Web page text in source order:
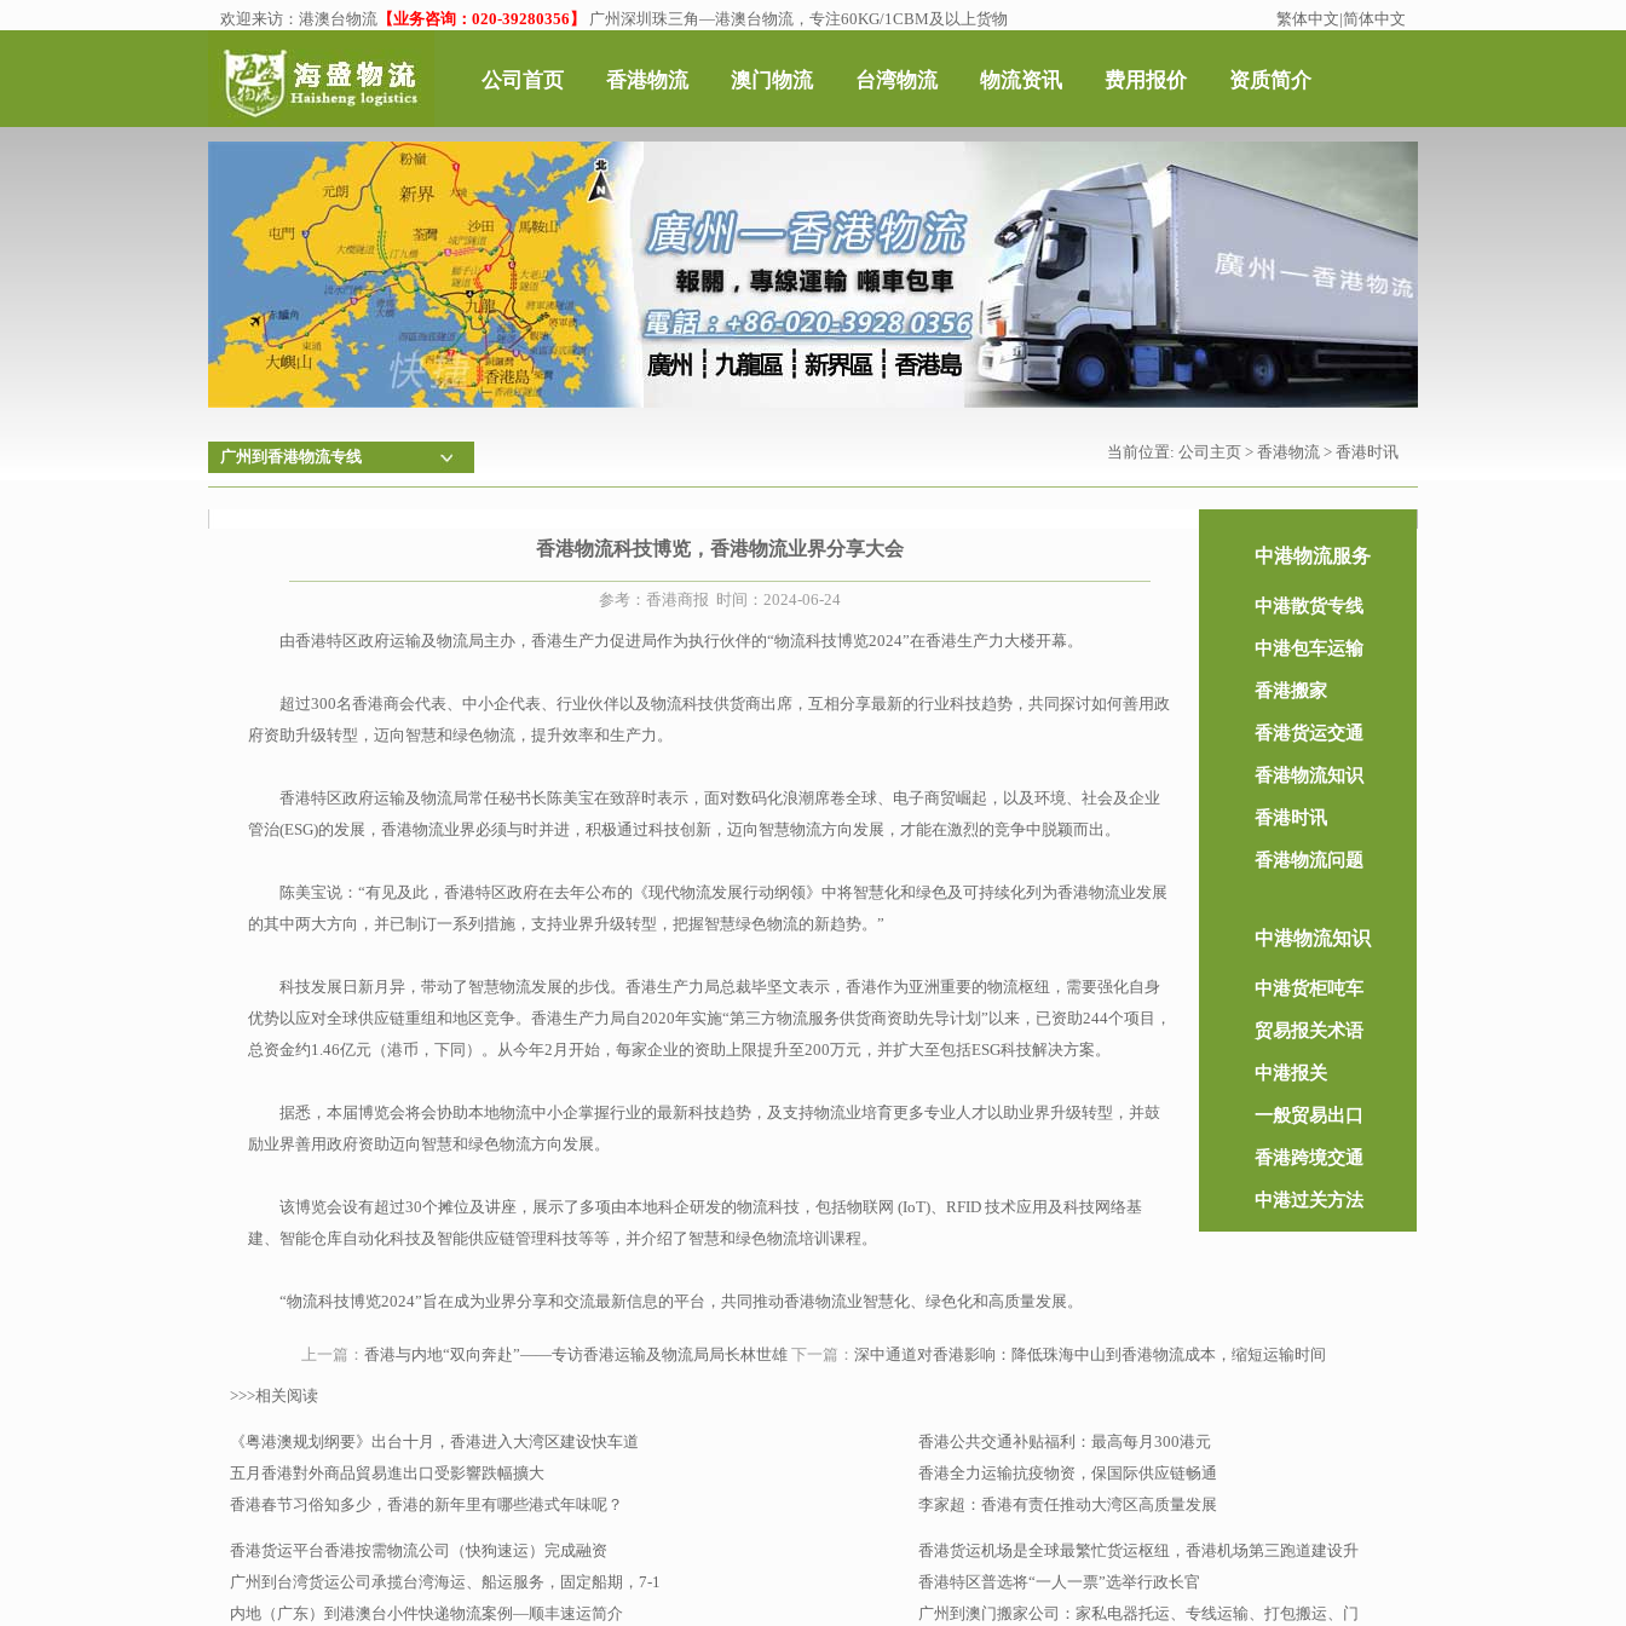
欢迎来访： 港澳台物流 【业务咨询：020-39280356】 广州深圳珠三角—港澳台物流，专注60KG/1CBM及以上货物 繁体中文|简体中文
公司首页 香港物流 澳门物流 台湾物流 物流资讯 费用报价 资质简介
广州到香港物流专线 当前位置: 公司主页 > 香港物流 > 香港时讯
香港物流科技博览，香港物流业界分享大会
参考：香港商报 时间：2024-06-24
由香港特区政府运输及物流局主办，香港生产力促进局作为执行伙伴的“物流科技博览2024”在香港生产力大楼开幕。
超过300名香港商会代表、中小企代表、行业伙伴以及物流科技供货商出席，互相分享最新的行业科技趋势，共同探讨如何善用政
府资助升级转型，迈向智慧和绿色物流，提升效率和生产力。
香港特区政府运输及物流局常任秘书长陈美宝在致辞时表示，面对数码化浪潮席卷全球、电子商贸崛起，以及环境、社会及企业
管治(ESG)的发展，香港物流业界必须与时并进，积极通过科技创新，迈向智慧物流方向发展，才能在激烈的竞争中脱颖而出。
陈美宝说：“有见及此，香港特区政府在去年公布的《现代物流发展行动纲领》中将智慧化和绿色及可持续化列为香港物流业发展
的其中两大方向，并已制订一系列措施，支持业界升级转型，把握智慧绿色物流的新趋势。”
科技发展日新月异，带动了智慧物流发展的步伐。香港生产力局总裁毕坚文表示，香港作为亚洲重要的物流枢纽，需要强化自身
优势以应对全球供应链重组和地区竞争。香港生产力局自2020年实施“第三方物流服务供货商资助先导计划”以来，已资助244个项目，
总资金约1.46亿元（港币，下同）。从今年2月开始，每家企业的资助上限提升至200万元，并扩大至包括ESG科技解决方案。
据悉，本届博览会将会协助本地物流中小企掌握行业的最新科技趋势，及支持物流业培育更多专业人才以助业界升级转型，并鼓
励业界善用政府资助迈向智慧和绿色物流方向发展。
该博览会设有超过30个摊位及讲座，展示了多项由本地科企研发的物流科技，包括物联网 (IoT)、RFID 技术应用及科技网络基
建、智能仓库自动化科技及智能供应链管理科技等等，并介绍了智慧和绿色物流培训课程。
“物流科技博览2024”旨在成为业界分享和交流最新信息的平台，共同推动香港物流业智慧化、绿色化和高质量发展。
中港物流服务
中港散货专线
中港包车运输
香港搬家
香港货运交通
香港物流知识
香港时讯
香港物流问题
中港物流知识
中港货柜吨车
贸易报关术语
中港报关
一般贸易出口
香港跨境交通
中港过关方法
上一篇： 香港与内地“双向奔赴”——专访香港运输及物流局局长林世雄下一篇： 深中通道对香港影响：降低珠海中山到香港物流成本，缩短运输时间
>>>相关阅读
《粤港澳规划纲要》出台十月，香港进入大湾区建设快车道
香港公共交通补贴福利：最高每月300港元
五月香港對外商品貿易進出口受影響跌幅擴大
香港全力运输抗疫物资，保国际供应链畅通
香港春节习俗知多少，香港的新年里有哪些港式年味呢？
李家超：香港有责任推动大湾区高质量发展
香港货运平台香港按需物流公司（快狗速运）完成融资
香港货运机场是全球最繁忙货运枢纽，香港机场第三跑道建设升
广州到台湾货运公司承揽台湾海运、船运服务，固定船期，7-1
香港特区普选将“一人一票”选举行政长官
内地（广东）到港澳台小件快递物流案例—顺丰速运简介
广州到澳门搬家公司：家私电器托运、专线运输、打包搬运、门